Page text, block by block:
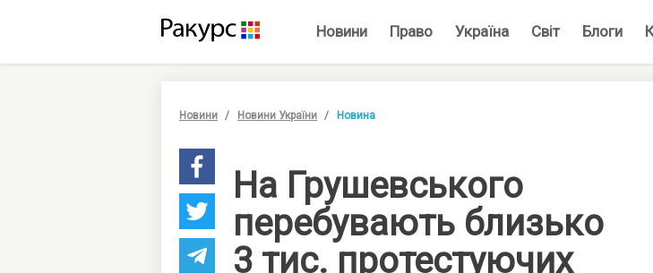
Новини Право Україна Світ Блоги
Новини Новини України Новина
На Грушевського
перебувають близько
3 тис. протестуючих